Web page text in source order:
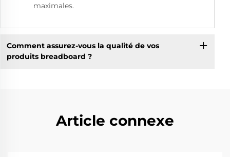
maximales.
Comment assurez-vous la qualité de vos
produits breadboard ?
Article connexe